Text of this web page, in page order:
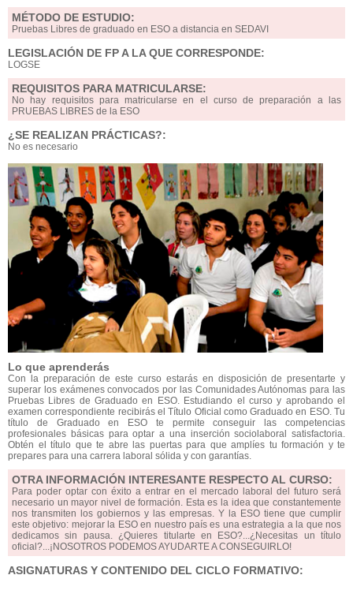
MÉTODO DE ESTUDIO:
Pruebas Libres de graduado en ESO a distancia en SEDAVI
LEGISLACIÓN DE FP A LA QUE CORRESPONDE:
LOGSE
REQUISITOS PARA MATRICULARSE:
No hay requisitos para matricularse en el curso de preparación a las
PRUEBAS LIBRES de la ESO
¿SE REALIZAN PRÁCTICAS?:
No es necesario
Lo que aprenderás
Con la preparación de este curso estarás en disposición de presentarte y
superar los exámenes convocados por las Comunidades Autónomas para las
Pruebas Libres de Graduado en ESO. Estudiando el curso y aprobando el
examen correspondiente recibirás el Título Oficial como Graduado en ESO. Tu
título de Graduado en ESO te permite conseguir las competencias
profesionales básicas para optar a una inserción sociolaboral satisfactoria.
Obtén el título que te abre las puertas para que amplíes tu formación y te
prepares para una carrera laboral sólida y con garantías.
OTRA INFORMACIÓN INTERESANTE RESPECTO AL CURSO:
Para poder optar con éxito a entrar en el mercado laboral del futuro será
necesario un mayor nivel de formación. Esta es la idea que constantemente
nos transmiten los gobiernos y las empresas. Y la ESO tiene que cumplir
este objetivo: mejorar la ESO en nuestro país es una estrategia a la que nos
dedicamos sin pausa. ¿Quieres titularte en ESO?...¿Necesitas un título
oficial?...¡NOSOTROS PODEMOS AYUDARTE A CONSEGUIRLO!
ASIGNATURAS Y CONTENIDO DEL CICLO FORMATIVO: